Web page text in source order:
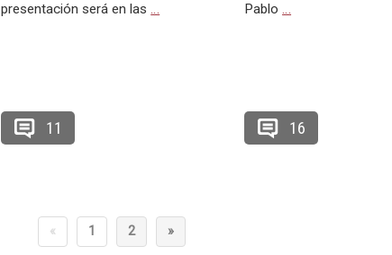
presentación será en las…
11
Pablo…
16
« 1 2 »